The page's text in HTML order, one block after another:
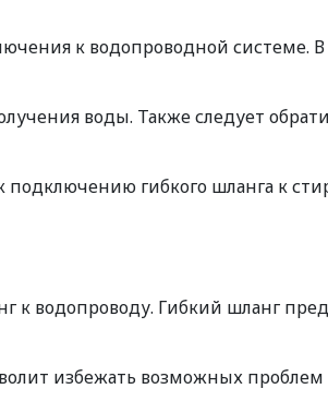
к водопроводной системе. В
воды. Также следует
гибкого шланга к
к водопроводу. Гибкий шланг
избежать возможных